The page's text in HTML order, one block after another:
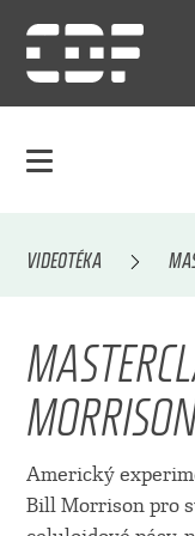
VIDEOTÉKA
Americký
Bill Morrison pro